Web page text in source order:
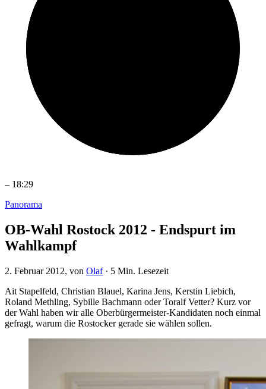
– 18:29
Panorama
OB-Wahl Rostock 2012 - Endspurt im
Wahlkampf
2. Februar 2012, von Olaf· 5 Min. Lesezeit
Ait Stapelfeld, Christian Blauel, Karina Jens, Kerstin Liebich,
Roland Methling, Sybille Bachmann oder Toralf Vetter? Kurz vor
der Wahl haben wir alle Oberbürgermeister-Kandidaten noch einmal
gefragt, warum die Rostocker gerade sie wählen sollen.